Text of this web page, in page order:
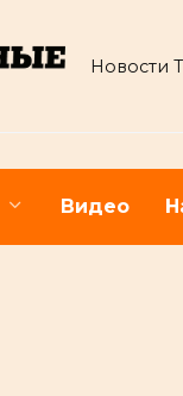
Новости
Видео